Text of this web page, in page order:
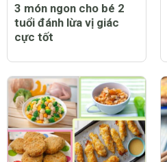
3 món ngon cho bé 2
tuổi đánh lừa vị giác
cực tốt